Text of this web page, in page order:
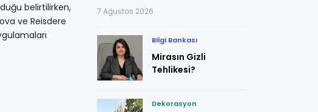
belirtilirken,
ve Reisdere
7 Ağustos 2026
Bilgi Bankası
Mirasın Gizli
Tehlikesi?
Dekorasyon